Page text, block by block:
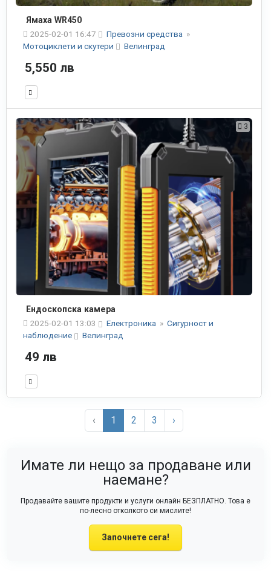
Ямаха WR450
2025-02-01 16:47
Превозни средства »
Мотоциклети и скутери
Велинград
5,550 лв
3
Ендоскопска камера
2025-02-01 13:03
Електроника » Сигурност и
наблюдение
Велинград
49 лв
‹ 1 2 3 ›
Имате ли нещо за продаване или
наемане?
Продавайте вашите продукти и услуги онлайн БЕЗПЛАТНО. Това е
по-лесно отколкото си мислите!
Започнете сега!